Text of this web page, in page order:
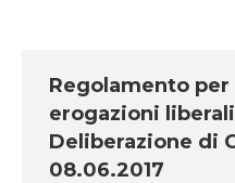
Regolamento
erogazioni
Deliberazione di
08.06.2017